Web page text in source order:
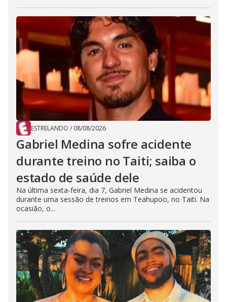
ESTRELANDO / 08/08/2026
Gabriel Medina sofre acidente
durante treino no Taiti; saiba o
estado de saúde dele
Na última sexta-feira, dia 7, Gabriel Medina se acidentou
durante uma sessão de treinos em Teahupoo, no Taiti. Na
ocasião, o...